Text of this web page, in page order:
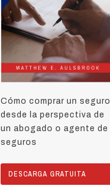
Cómo comprar un seguro
desde la perspectiva de
un abogado o agente de
seguros
DESCARGA GRATUITA